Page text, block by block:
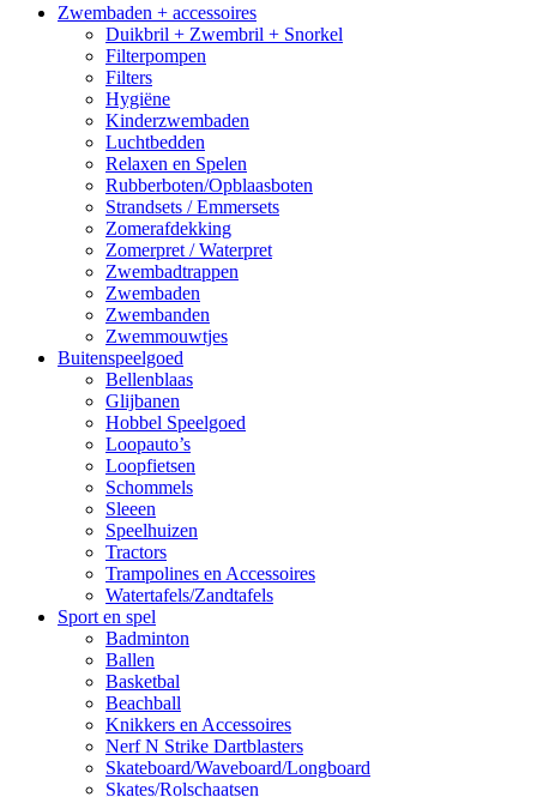
Zwembaden + accessoires
Duikbril + Zwembril + Snorkel
Filterpompen
Filters
Hygiëne
Kinderzwembaden
Luchtbedden
Relaxen en Spelen
Rubberboten/Opblaasboten
Strandsets / Emmersets
Zomerafdekking
Zomerpret / Waterpret
Zwembadtrappen
Zwembaden
Zwembanden
Zwemmouwtjes
Buitenspeelgoed
Bellenblaas
Glijbanen
Hobbel Speelgoed
Loopauto’s
Loopfietsen
Schommels
Sleeen
Speelhuizen
Tractors
Trampolines en Accessoires
Watertafels/Zandtafels
Sport en spel
Badminton
Ballen
Basketbal
Beachball
Knikkers en Accessoires
Nerf N Strike Dartblasters
Skateboard/Waveboard/Longboard
Skates/Rolschaatsen